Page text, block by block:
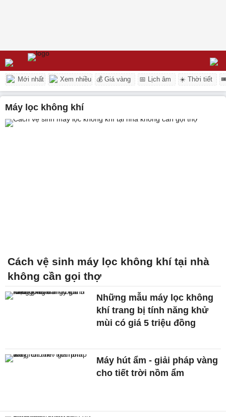
Mới nhất Xem nhiều 💰 Giá vàng 📅 Lịch âm ☀️ Thời tiết
máy lọc không khí
Cách vệ sinh máy lọc không khí tại nhà
không cần gọi thợ
Những mẫu máy lọc không
khí trang bị tính năng khử
mùi có giá 5 triệu đồng
Máy hút ẩm - giải pháp vàng
cho tiết trời nồm ẩm